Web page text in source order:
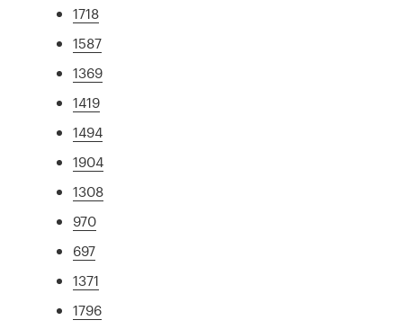
1718
1587
1369
1419
1494
1904
1308
970
697
1371
1796